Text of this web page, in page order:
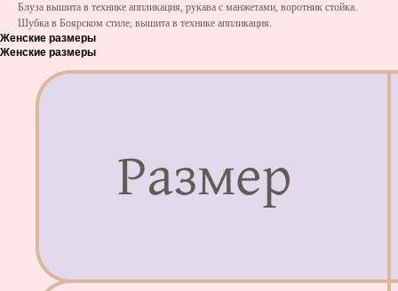
Блуза вышита в технике аппликация, рукава с манжетами, воротник стойка.
Шубка в Боярском стиле, вышита в технике аппликация.
Женские размеры
Женские размеры